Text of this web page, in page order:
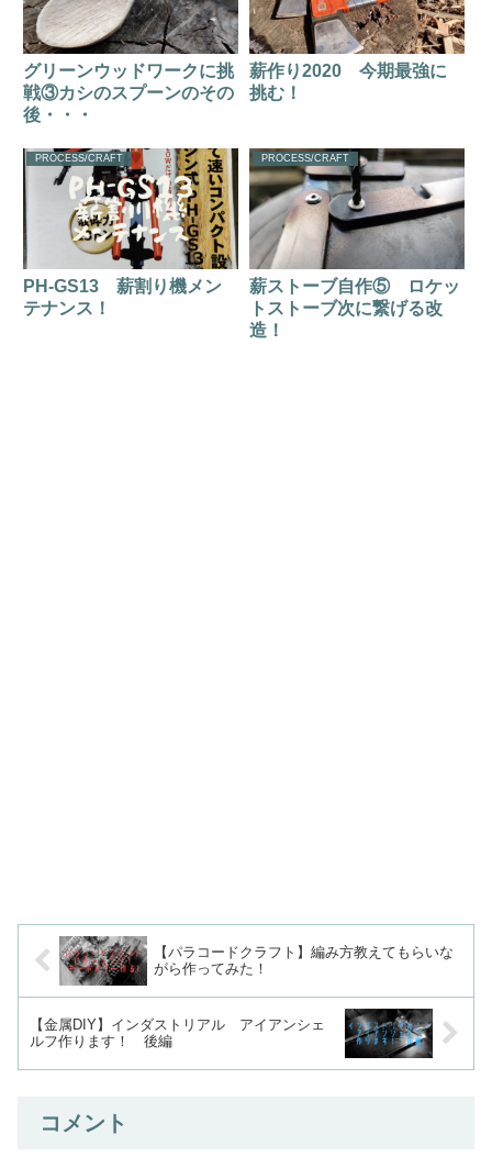
グリーンウッドワークに挑
戦③カシのスプーンのその
後・・・
薪作り2020 今期最強に
挑む！
PROCESS/CRAFT
PH-GS13 薪割り機メン
テナンス！
PROCESS/CRAFT
薪ストーブ自作⑤ ロケッ
トストーブ次に繋げる改
造！
【パラコードクラフト】編み方教えてもらいな
がら作ってみた！
【金属DIY】インダストリアル アイアンシェ
ルフ作ります！ 後編
コメント